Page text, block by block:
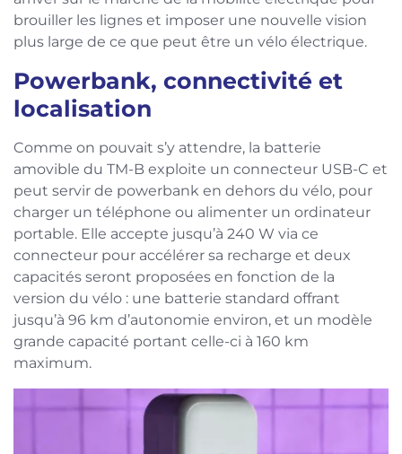
brouiller les lignes et imposer une nouvelle vision
plus large de ce que peut être un vélo électrique.
Powerbank, connectivité et
localisation
Comme on pouvait s’y attendre, la batterie
amovible du TM-B exploite un connecteur USB-C et
peut servir de powerbank en dehors du vélo, pour
charger un téléphone ou alimenter un ordinateur
portable. Elle accepte jusqu’à 240 W via ce
connecteur pour accélérer sa recharge et deux
capacités seront proposées en fonction de la
version du vélo : une batterie standard offrant
jusqu’à 96 km d’autonomie environ, et un modèle
grande capacité portant celle-ci à 160 km
maximum.